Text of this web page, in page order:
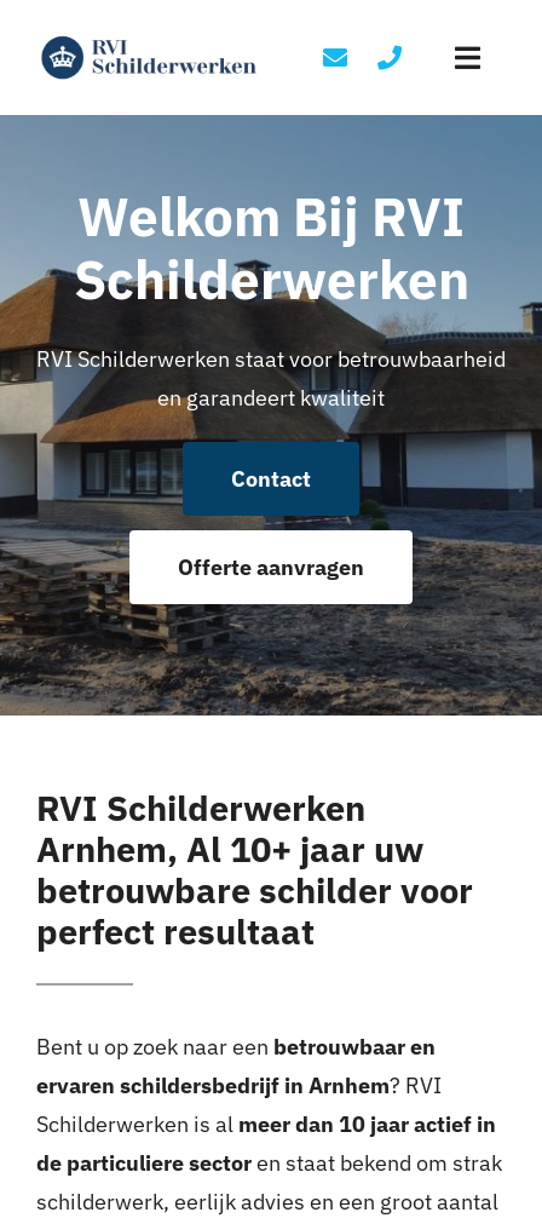
Toggle
Diensten
Portfolio
Over ons
Contact
Offerte aanvragen
Welkom Bij RVI
Schilderwerken
RVI Schilderwerken staat voor betrouwbaarheid
en garandeert kwaliteit
Contact
Offerte aanvragen
RVI Schilderwerken
Arnhem, Al 10+ jaar uw
betrouwbare schilder voor
perfect resultaat
Bent u op zoek naar een betrouwbaar en
ervaren schildersbedrijf in Arnhem? RVI
Schilderwerken is al meer dan 10 jaar actief in
de particuliere sectoren staat bekend om strak
schilderwerk, eerlijk advies en een groot aantal